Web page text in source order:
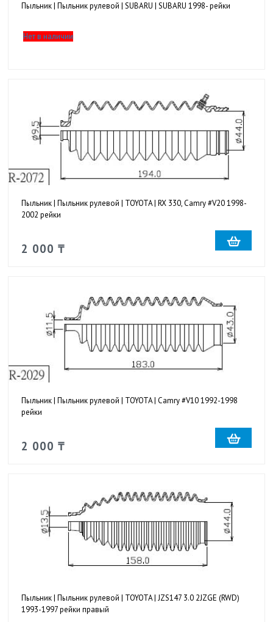
Пыльник | Пыльник рулевой | SUBARU | SUBARU 1998- рейки
Нет в наличии
Пыльник | Пыльник рулевой | TOYOTA | RX 330, Camry #V20 1998-
2002 рейки
2 000 ₸
Пыльник | Пыльник рулевой | TOYOTA | Camry #V10 1992-1998
рейки
2 000 ₸
Пыльник | Пыльник рулевой | TOYOTA | JZS147 3.0 2JZGE (RWD)
1993-1997 рейки правый